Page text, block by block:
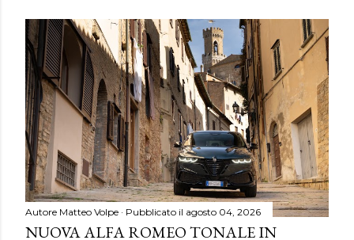
Autore Matteo Volpe Pubblicato il agosto 04, 2026
NUOVA ALFA ROMEO TONALE IN